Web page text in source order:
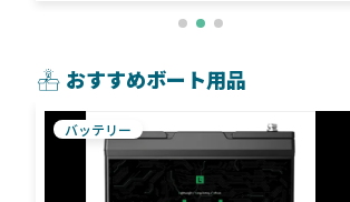
おすすめボート用品
バッテリー